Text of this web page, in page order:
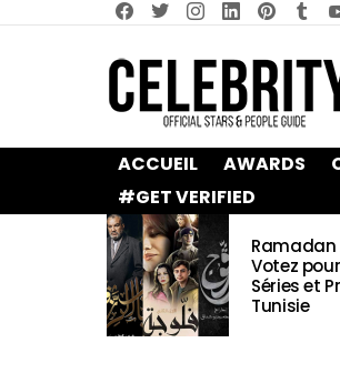
ACCUEIL AWARDS
#GET VERIFIED
LATEST
STORIES
Ramadan
Votez
Séries et
Tunisie